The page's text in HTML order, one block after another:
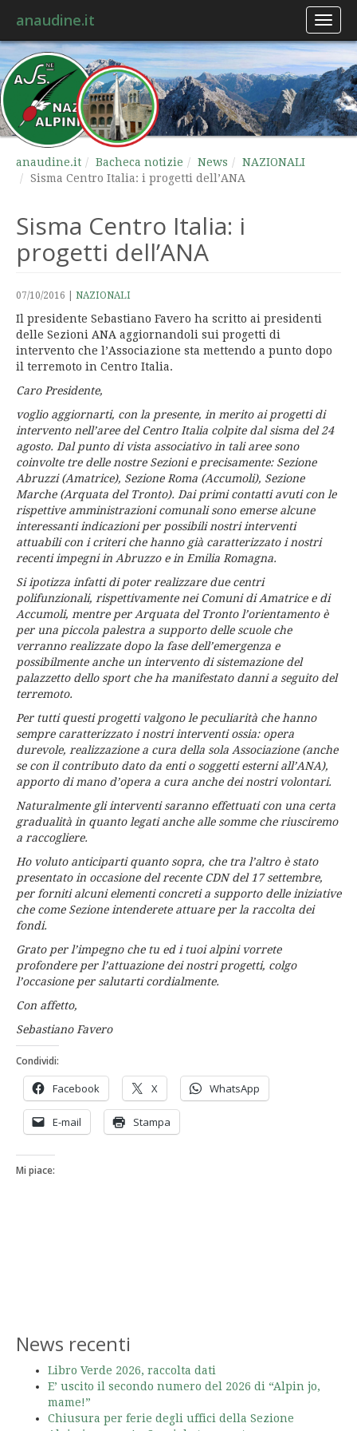
anaudine.it
anaudine.it Bacheca notizie News
NAZIONALI
Sisma Centro Italia: i progetti dell’ANA
Sisma Centro Italia: i
progetti dell’ANA
07/10/2016 NAZIONALI
Il presidente Sebastiano Favero ha scritto ai presidenti
delle Sezioni ANA aggiornandoli sui progetti di
intervento che l’Associazione sta mettendo a punto dopo
il terremoto in Centro Italia.
Caro Presidente,
voglio aggiornarti, con la presente, in merito ai progetti di
intervento nell’aree del Centro Italia colpite dal sisma del 24
agosto. Dal punto di vista associativo in tali aree sono
coinvolte tre delle nostre Sezioni e precisamente: Sezione
Abruzzi (Amatrice), Sezione Roma (Accumoli), Sezione
Marche (Arquata del Tronto). Dai primi contatti avuti con le
rispettive amministrazioni comunali sono emerse alcune
interessanti indicazioni per possibili nostri interventi
attuabili con i criteri che hanno già caratterizzato i nostri
recenti impegni in Abruzzo e in Emilia Romagna.
Si ipotizza infatti di poter realizzare due centri
polifunzionali, rispettivamente nei Comuni di Amatrice e di
Accumoli, mentre per Arquata del Tronto l’orientamento è
per una piccola palestra a supporto delle scuole che
verranno realizzate dopo la fase dell’emergenza e
possibilmente anche un intervento di sistemazione del
palazzetto dello sport che ha manifestato danni a seguito del
terremoto.
Per tutti questi progetti valgono le peculiarità che hanno
sempre caratterizzato i nostri interventi ossia: opera
durevole, realizzazione a cura della sola Associazione (anche
se con il contributo dato da enti o soggetti esterni all’ANA),
apporto di mano d’opera a cura anche dei nostri volontari.
Naturalmente gli interventi saranno effettuati con una certa
gradualità in quanto legati anche alle somme che riusciremo
a raccogliere.
Ho voluto anticiparti quanto sopra, che tra l’altro è stato
presentato in occasione del recente CDN del 17 settembre,
per forniti alcuni elementi concreti a supporto delle iniziative
che come Sezione intenderete attuare per la raccolta dei
fondi.
Grato per l’impegno che tu ed i tuoi alpini vorrete
profondere per l’attuazione dei nostri progetti, colgo
l’occasione per salutarti cordialmente.
Con affetto,
Sebastiano Favero
Condividi:
Facebook X WhatsApp
E-mail Stampa
Mi piace:
News recenti
Libro Verde 2026, raccolta dati
E’ uscito il secondo numero del 2026 di “Alpin jo,
mame!”
Chiusura per ferie degli uffici della Sezione